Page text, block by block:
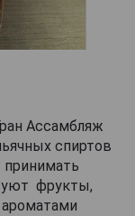
Ассамбляж
спиртов
принимать
фрукты,